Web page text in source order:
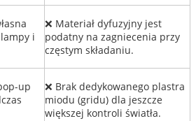
i
❌ Materiał dyfuzyjny jest
podatny na zagniecenia przy
częstym składaniu.
up
❌ Brak dedykowanego plastra
miodu (gridu) dla jeszcze
większej kontroli światła.